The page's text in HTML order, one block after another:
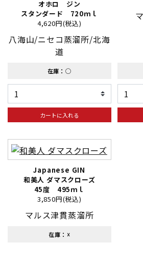
オホロ ジン
スタンダード 720ｍｌ
4,620円(税込)
八海山/ニセコ蒸溜所/北海
道
在庫：◯
カートに入れる
Japanese GIN
和美人 ダマスクローズ
45度 495ｍｌ
3,850円(税込)
マルス津貫蒸溜所
在庫：☓